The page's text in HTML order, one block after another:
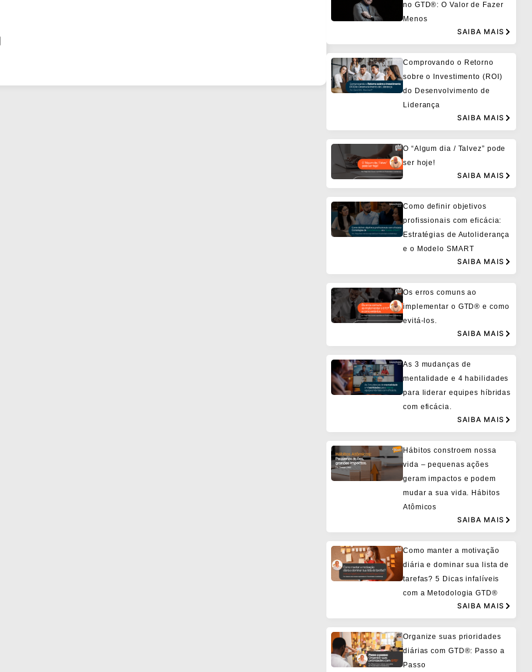
no GTD®: O Valor de Fazer
Menos
SAIBA MAIS
Comprovando o Retorno
sobre o Investimento (ROI)
do Desenvolvimento de
Liderança
SAIBA MAIS
O “Algum dia / Talvez” pode
ser hoje!
SAIBA MAIS
Como definir objetivos
profissionais com eficácia:
Estratégias de Autoliderança
e o Modelo SMART
SAIBA MAIS
Os erros comuns ao
implementar o GTD® e como
evitá-los.
SAIBA MAIS
As 3 mudanças de
mentalidade e 4 habilidades
para liderar equipes híbridas
com eficácia.
SAIBA MAIS
Hábitos constroem nossa
vida – pequenas ações
geram impactos e podem
mudar a sua vida. Hábitos
Atômicos
SAIBA MAIS
Como manter a motivação
diária e dominar sua lista de
tarefas? 5 Dicas infalíveis
com a Metodologia GTD®
SAIBA MAIS
Organize suas prioridades
diárias com GTD®: Passo a
Passo